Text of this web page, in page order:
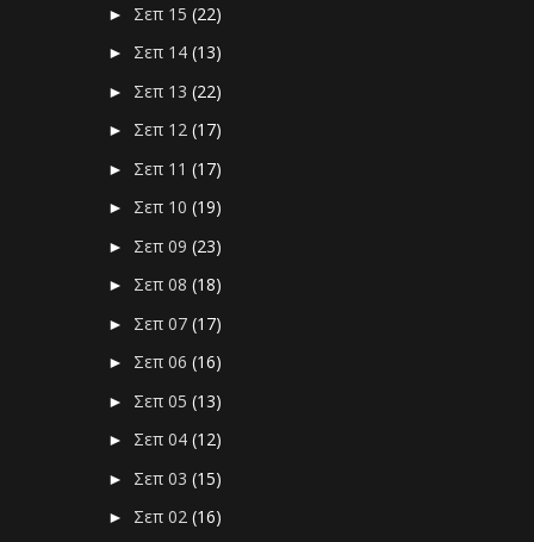
► Σεπ 15(22)
► Σεπ 14(13)
► Σεπ 13(22)
► Σεπ 12(17)
► Σεπ 11(17)
► Σεπ 10(19)
► Σεπ 09(23)
► Σεπ 08(18)
► Σεπ 07(17)
► Σεπ 06(16)
► Σεπ 05(13)
► Σεπ 04(12)
► Σεπ 03(15)
► Σεπ 02(16)